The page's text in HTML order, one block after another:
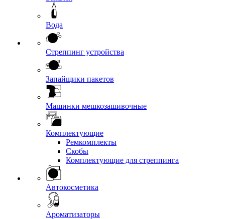
Вода
Стреппинг устройства
Запайщики пакетов
Машинки мешкозашивочные
Комплектующие
Ремкомплекты
Скобы
Комплектующие для стреппинга
Автокосметика
Ароматизаторы